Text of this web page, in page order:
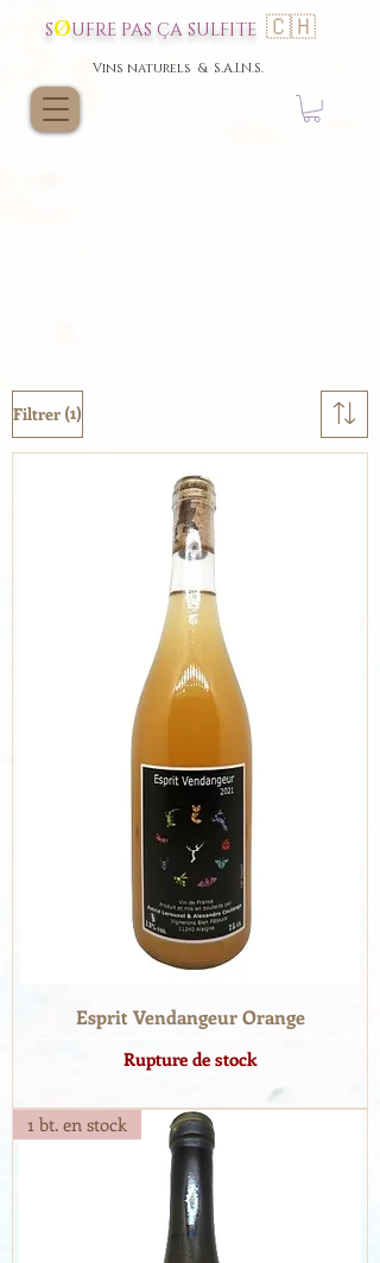
SØUFRE PAS ÇA SULFITE 🇨🇭
Vins naturels & S.A.I.N.S.
Filtrer (1)
Esprit Vendangeur Orange
Rupture de stock
1 bt. en stock